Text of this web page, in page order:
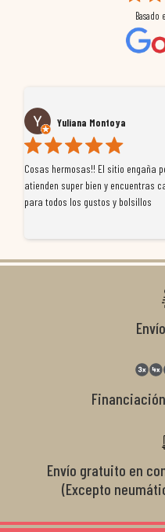
Basado
Yuliana Montoya
Cosas hermosas!! El sitio engaña
atienden super bien y encuentras
para todos los gustos y bolsillos
Envío gratuito en
(Excepto